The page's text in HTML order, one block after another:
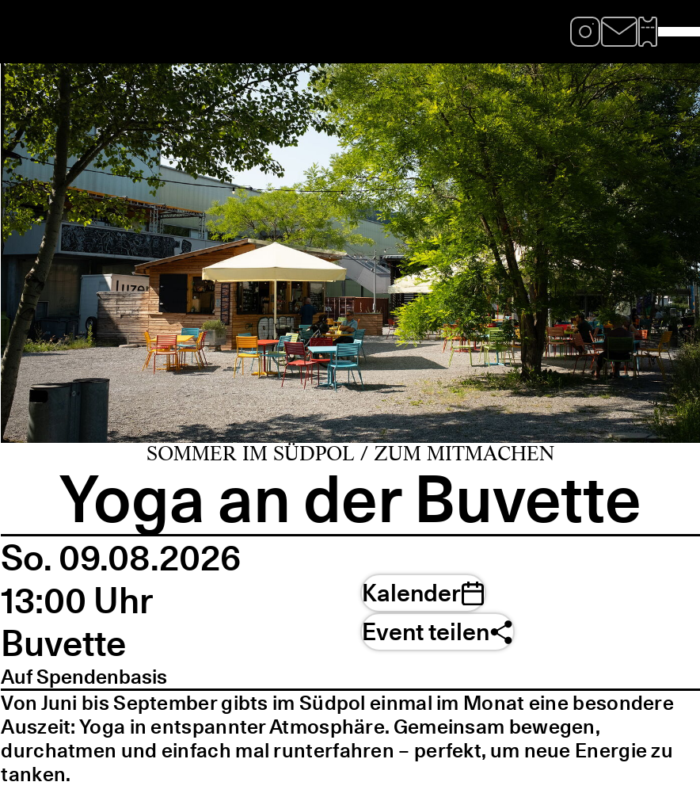
SOMMER IM SÜDPOL / ZUM MITMACHEN
Yoga an der Buvette
So. 09.08.2026
13:00 Uhr
Buvette
Auf Spendenbasis
Kalender
Event teilen
Von Juni bis September gibts im Südpol einmal im Monat eine besondere
Auszeit: Yoga in entspannter Atmosphäre. Gemeinsam bewegen,
durchatmen und einfach mal runterfahren – perfekt, um neue Energie zu
tanken.